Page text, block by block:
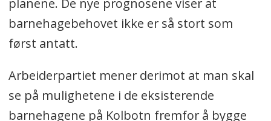
planene. De nye prognosene viser at
barnehagebehovet ikke er så stort som
først antatt.
Arbeiderpartiet mener derimot at man skal
se på mulighetene i de eksisterende
barnehagene på Kolbotn fremfor å bygge